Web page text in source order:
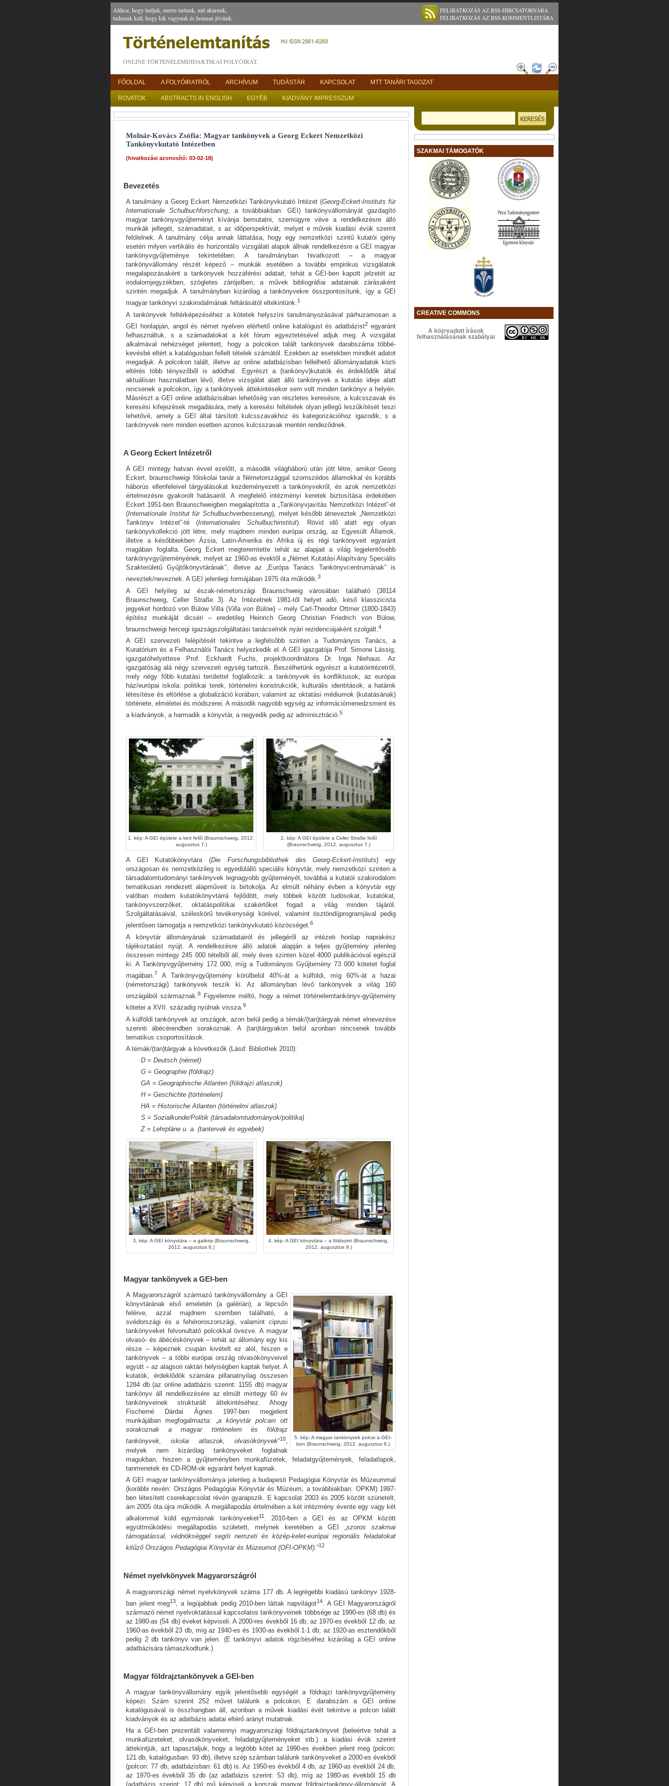
Ahhoz, hogy tudjuk, merre tartunk, mit akarunk,
tudnunk kell, hogy kik vagyunk és honnan jövünk.
FELIRATKOZÁS AZ RSS-HIRCSATORNÁRA
FELIRATKOZÁS AZ RSS-KOMMENTLISTÁRA
ONLINE TÖRTÉNELEMDIDAKTIKAI FOLYÓIRAT.
FŐOLDAL A FOLYÓIRATRÓL ARCHÍVUM TUDÁSTÁR KAPCSOLAT MTT TANÁRI TAGOZAT
ROVATOK ABSTRACTS IN ENGLISH EGYÉB KIADVÁNY IMPRESSZUM
Molnár-Kovács Zsófia: Magyar tankönyvek a Georg Eckert Nemzetközi
Tankönyvkutató Intézetben
(hivatkozási azonosító: 03-02-18)
Bevezetés
A tanulmány a Georg Eckert Nemzetközi Tankönyvkutató Intézet (Georg-Eckert-Instituts für
Internationale Schulbuchforschung, a továbbiakban: GEI) tankönyvállományát gazdagító
magyar tankönyvgyűjteményt kívánja bemutatni, szemügyre véve a rendelkezésre álló
munkák jellegét, számadatait, s az időperspektívát, melyet e művek kiadási évük szerint
felölelnek. A tanulmány célja annak láttatása, hogy egy nemzetközi szintű kutatói igény
esetén milyen vertikális és horizontális vizsgálati alapok állnak rendelkezésre a GEI magyar
tankönyvgyűjteménye tekintetében. A tanulmányban hivatkozott – a magyar
tankönyvállomány részét képező – munkák esetében a további empirikus vizsgálatok
megalapozásaként a tankönyvek hozzáférési adatait, tehát a GEI-ben kapott jelzetét az
irodalomjegyzékben, szögletes zárójelben, a művek bibliográfiai adatainak zárásaként
szintén megadjuk. A tanulmányban kizárólag a tankönyvekre összpontosítunk, így a GEI
magyar tankönyvi szakirodalmának feltárásától eltekintünk.1
A tankönyvek feltérképezéséhez a kötetek helyszíni tanulmányozásával párhuzamosan a
GEI honlapján, angol és német nyelven elérhető online katalógust és adatbázist2 egyaránt
felhasználtuk, s a számadatokat a két fórum egyeztetésével adjuk meg. A vizsgálat
alkalmával nehézséget jelentett, hogy a polcokon talált tankönyvek darabszáma többé-
kevésbé eltért a katalógusban fellelt tételek számától. Ezekben az esetekben mindkét adatot
megadjuk. A polcokon talált, illetve az online adatbázisban fellelhető állományadatok közti
eltérés több tényezőből is adódhat. Egyrészt a (tankönyv)kutatók és érdeklődők által
aktuálisan használatban lévő, illetve vizsgálat alatt álló tankönyvek a kutatás ideje alatt
nincsenek a polcokon, így a tankönyvek áttekintésekor sem volt minden tankönyv a helyén.
Másrészt a GEI online adatbázisában lehetőség van részletes keresésre, a kulcsszavak és
keresési kifejezések megadására, mely a keresési feltételek olyan jellegű leszűkítését teszi
lehetővé, amely a GEI által társított kulcsszavakhoz és kategorizációhoz igazodik, s a
tankönyvek nem minden esetben azonos kulcsszavak mentén rendeződnek.
A Georg Eckert Intézetről
A GEI mintegy hatvan évvel ezelőtt, a második világháború után jött létre, amikor Georg
Eckert, braunschweigi főiskolai tanár a Németországgal szomszédos államokkal és korábbi
háborús ellenfeleivel tárgyalásokat kezdeményezett a tankönyvekről, és azok nemzetközi
értelmezésre gyakorolt hatásairól. A megfelelő intézményi keretek biztosítása érdekében
Eckert 1951-ben Braunschweigben megalapította a „Tankönyvjavítás Nemzetközi Intézet”-ét
(Internationale Institut für Schulbuchverbesserung), melyet később átneveztek „Nemzetközi
Tankönyv Intézet”-té (Internationales Schulbuchinstitut). Rövid idő alatt egy olyan
tankönyvkollekció jött létre, mely majdnem minden európai ország, az Egyesült Államok,
illetve a későbbiekben Ázsia, Latin-Amerika és Afrika új és régi tankönyveit egyaránt
magában foglalta. Georg Eckert megteremtette tehát az alapjait a világ legjelentősebb
tankönyvgyűjteményének, melyet az 1960-as évektől a „Német Kutatási Alapítvány Speciális
Szakterületű Gyűjtőkönyvtárának”, illetve az „Európa Tanács Tankönyvcentrumának” is
neveztek/neveznek. A GEI jelenlegi formájában 1975 óta működik.3
A GEI helyileg az észak-németországi Braunschweig városában található (38114
Braunschweig, Celler Straße 3). Az Intézetnek 1981-től helyet adó, késő klasszicista
jegyeket hordozó von Bülow Villa (Villa von Bülow) – mely Carl-Theodor Ottmer (1800-1843)
építész munkáját dicséri – eredetileg Heinrich Georg Christian Friedrich von Bülow,
braunschweigi hercegi igazságszolgáltatási tanácselnök nyári rezidenciájaként szolgált.4
A GEI szervezeti felépítését tekintve a legfelsőbb szinten a Tudományos Tanács, a
Kuratórium és a Felhasználói Tanács helyezkedik el. A GEI igazgatója Prof. Simone Lässig,
igazgatóhelyettese Prof. Eckhardt Fuchs, projektkoordinátora Dr. Inga Niehaus. Az
igazgatóság alá négy szervezeti egység tartozik. Beszélhetünk egyrészt a kutatóintézetről,
mely négy főbb kutatási területtel foglalkozik: a tankönyvek és konfliktusok; az európai
ház/európai iskola: politikai terek, történelmi konstrukciók, kulturális identitások; a határok
létesítése és eltörlése a globalizáció korában; valamint az oktatási médiumok (kutatásának)
története, elméletei és módszerei. A második nagyobb egység az információmenedzsment és
a kiadványok, a harmadik a könyvtár, a negyedik pedig az adminisztráció.5
1. kép: A GEI épülete a kert felől (Braunschweig, 2012.
augusztus 7.)
2. kép: A GEI épülete a Celler Straße felől
(Braunschweig, 2012. augusztus 7.)
A GEI Kutatókönyvtára (Die Forschungsbibliothek des Georg-Eckert-Instituts) egy
országosan és nemzetközileg is egyedülálló speciális könyvtár, mely nemzetközi szinten a
társadalomtudományi tankönyvek legnagyobb gyűjteményét, továbbá a kutatói szakirodalom
tematikusan rendezett alapműveit is birtokolja. Az elmúlt néhány évben a könyvtár egy
valóban modern kutatókönyvtárrá fejlődött, mely többek között tudósokat, kutatókat,
tankönyvszerzőket, oktatáspolitikai szakértőket fogad a világ minden tájáról.
Szolgáltatásaival, széleskörű tevékenységi körével, valamint ösztöndíjprogramjával pedig
jelentősen támogatja a nemzetközi tankönyvkutató közösséget.6
A könyvtár állományának számadatairól és jellegéről az intézeti honlap naprakész
tájékoztatást nyújt. A rendelkezésre álló adatok alapján a teljes gyűjtemény jelenleg
összesen mintegy 245 000 tételből áll, mely éves szinten közel 4000 publikációval egészül
ki. A Tankönyvgyűjtemény 172 000, míg a Tudományos Gyűjtemény 73 000 kötetet foglal
magában.7
A Tankönyvgyűjtemény körülbelül 40%-át a külföldi, míg 60%-át a hazai
(németországi) tankönyvek teszik ki. Az állományban lévő tankönyvek a világ 160
országából származnak.8
Figyelemre méltó, hogy a német történelemtankönyv-gyűjtemény
kötetei a XVII. századig nyúlnak vissza.9
A külföldi tankönyvek az országok, azon belül pedig a témák/(tan)tárgyak német elnevezése
szerinti ábécérendben sorakoznak. A (tan)tárgyakon belül azonban nincsenek további
tematikus csoportosítások.
A témák/(tan)tárgyak a következők (Lásd: Bibliothek 2010):
D = Deutsch (német)
G = Geographie (földrajz)
GA = Geographische Atlanten (földrajzi atlaszok)
H = Geschichte (történelem)
HA = Historische Atlanten (történelmi atlaszok)
S = Sozialkunde/Politik (társadalomtudományok/politika)
Z = Lehrpläne u. a. (tantervek és egyebek)
3. kép: A GEI könyvtára – a galéria (Braunschweig,
2012. augusztus 6.)
4. kép: A GEI könyvtára – a földszint (Braunschweig,
2012. augusztus 9.)
Magyar tankönyvek a GEI-ben
5. kép: A magyar tankönyvek polcai a GEI-
ben (Braunschweig, 2012. augusztus 6.)
A Magyarországról származó tankönyvállomány a GEI
könyvtárának első emeletén (a galérián), a lépcsőn
felérve, azzal majdnem szemben található, a
svédországi és a fehéroroszországi, valamint ciprusi
tankönyveket felvonultató polcokkal övezve. A magyar
olvasó- és ábécéskönyvek – tehát az állomány egy kis
része – képeznek csupán kivételt ez alól, hiszen e
tankönyvek – a többi európai ország olvasókönyveivel
együtt – az alagsori raktári helyiségben kaptak helyet. A
kutatók, érdeklődök számára pillanatnyilag összesen
1284 db (az online adatbázis szerint: 1155 db) magyar
tankönyv áll rendelkezésére az elmúlt mintegy 60 év
tankönyveinek strukturált áttekintéséhez. Ahogy
Fischerné Dárdai Ágnes 1997-ben megjelent
munkájában megfogalmazta: „a könyvtár polcain ott
sorakoznak a magyar történelem és földrajz
tankönyvek, iskolai atlaszok, olvasókönyvek”10,
melyek nem kizárólag tankönyveket foglalnak
magukban, hiszen a gyűjteményben munkafüzetek, feladatgyűjtemények, feladatlapok,
tanmenetek és CD-ROM-ok egyaránt helyet kapnak.
A GEI magyar tankönyvállománya jelenleg a budapesti Pedagógiai Könyvtár és Múzeummal
(korábbi nevén: Országos Pedagógiai Könyvtár és Múzeum, a továbbiakban: OPKM) 1997-
ben létesített cserekapcsolat révén gyarapszik. E kapcsolat 2003 és 2005 között szünetelt,
ám 2005 óta újra működik. A megállapodás értelmében a két intézmény évente egy vagy két
alkalommal küld egymásnak tankönyveket11. 2010-ben a GEI és az OPKM között
együttműködési megállapodás született, melynek keretében a GEI „ szoros szakmai
támogatással, védnökséggel segíti nemzeti és közép-kelet-európai regionális feladatokat
kitűző Országos Pedagógiai Könyvtár és Múzeumot (OFI-OPKM).”12
Német nyelvkönyvek Magyarországról
A magyarországi német nyelvkönyvek száma 177 db. A legrégebbi kiadású tankönyv 1928-
ban jelent meg13 , a legújabbak pedig 2010-ben láttak napvilágot14. A GEI Magyarországról
származó német nyelvoktatással kapcsolatos tankönyveinek többsége az 1990-es (68 db) és
az 1980-as (54 db) éveket képviseli. A 2000-res évekből 16 db, az 1970-es évekből 12 db, az
1960-as évekből 23 db, míg az 1940-es és 1930-as évekből 1-1 db, az 1920-as esztendőkből
pedig 2 db tankönyv van jelen. (E tankönyvi adatok rögzítéséhez kizárólag a GEI online
adatbázisára támaszkodtunk.)
Magyar földrajztankönyvek a GEI-ben
A magyar tankönyvállomány egyik jelentősebb egységét a földrajzi tankönyvgyűjtemény
képezi. Szám szerint 252 művet találunk a polcokon. E darabszám a GEI online
katalógusával is összhangban áll, azonban a művek kiadási évét tekintve a polcon talált
kiadványok és az adatbázis adatai eltérő arányt mutatnak.
Ha a GEI-ben prezentált valamennyi magyarországi földrajztankönyvet (beleértve tehát a
munkafüzeteket, olvasókönyveket, feladatgyűjteményeket stb.) a kiadási évük szerint
áttekintjük, azt tapasztaljuk, hogy a legtöbb kötet az 1990-es években jelent meg (polcon:
121 db, katalógusban: 93 db), illetve szép számban találunk tankönyveket a 2000-es évekből
(polcon: 77 db, adatbázisban: 61 db) is. Az 1950-es évekből 4 db, az 1960-as évekből 24 db,
az 1970-es évekből 35 db (az adatbázis szerint: 53 db), míg az 1980-as évekből 15 db
(adatbázis szerint: 17 db) mű képviseli a korszak magyar földrajztankönyv-állományát. A
SZAKMAI TÁMOGATÓK
CREATIVE COMMONS
A közreadott írások
felhasználásának szabályai